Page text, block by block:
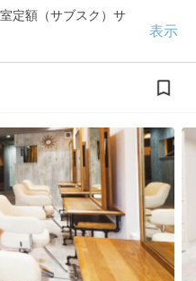
定額（サブスク）サ
表示